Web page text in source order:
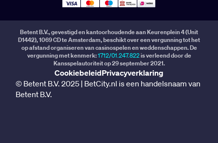
Betent B.V., gevestigd en kantoorhoudende aan Keurenplein 4 (Unit
D1442), 1069 CD te Amsterdam, beschikt over een vergunning tot het
op afstand organiseren van casinospelen en weddenschappen. De
vergunning met kenmerk:1712/01.247.822is verleend door de
Kansspelautoriteit op 29 september 2021.
CookiebeleidPrivacyverklaring
© Betent B.V. 2025 | BetCity.nl is een handelsnaam van
Betent B.V.